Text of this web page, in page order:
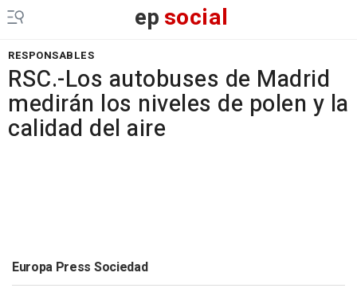
epsocial
RESPONSABLES
RSC.-Los autobuses de Madrid
medirán los niveles de polen y la
calidad del aire
Europa Press Sociedad